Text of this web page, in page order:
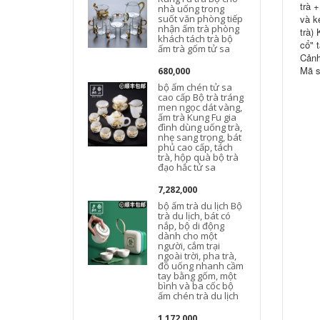
nhà uống trong
suốt văn phòng tiếp
nhận ấm trà phòng
khách tách trà bộ
ấm trà gốm tử sa
680,000
bộ ấm chén tử sa
cao cấp Bộ trà tráng
men ngọc dát vàng,
ấm trà Kung Fu gia
đình dùng uống trà,
nhẹ sang trọng, bát
phủ cao cấp, tách
trà, hộp quà bộ trà
đạo hắc tử sa
7,282,000
bộ ấm trà du lịch Bộ
trà du lịch, bát có
nắp, bộ di động
dành cho một
người, cắm trại
ngoài trời, pha trà,
đồ uống nhanh cầm
tay bằng gốm, một
bình và ba cốc bộ
ấm chén trà du lịch
trà
và
trà)
cổ"
Mã